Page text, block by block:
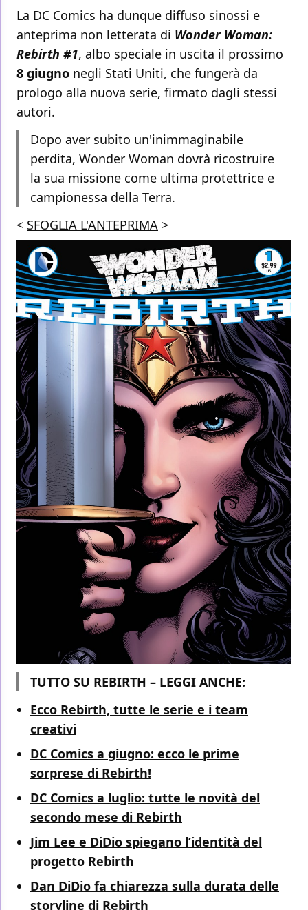
La DC Comics ha dunque diffuso sinossi e
anteprima non letterata di Wonder Woman:
Rebirth #1, albo speciale in uscita il prossimo
8 giugno negli Stati Uniti, che fungerà da
prologo alla nuova serie, firmato dagli stessi
autori.
Dopo aver subito un'inimmaginabile
perdita, Wonder Woman dovrà ricostruire
la sua missione come ultima protettrice e
campionessa della Terra.
< SFOGLIA L'ANTEPRIMA >
TUTTO SU REBIRTH – LEGGI ANCHE:
Ecco Rebirth, tutte le serie e i team
creativi
DC Comics a giugno: ecco le prime
sorprese di Rebirth!
DC Comics a luglio: tutte le novità del
secondo mese di Rebirth
Jim Lee e DiDio spiegano l’identità del
progetto Rebirth
Dan DiDio fa chiarezza sulla durata delle
storyline di Rebirth